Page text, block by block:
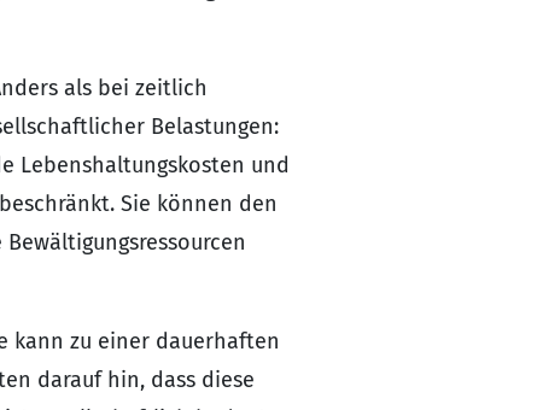
als bei zeitlich
Belastungen:
Lebenshaltungskosten und
Sie können den
kann zu einer dauerhaften
darauf hin, dass diese